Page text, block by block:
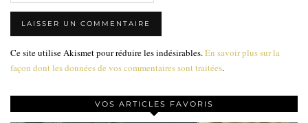
Ce site utilise Akismet pour réduire les indésirables. En savoir plus sur la
façon dont les données de vos commentaires sont traitées.
VOS ARTICLES FAVORIS